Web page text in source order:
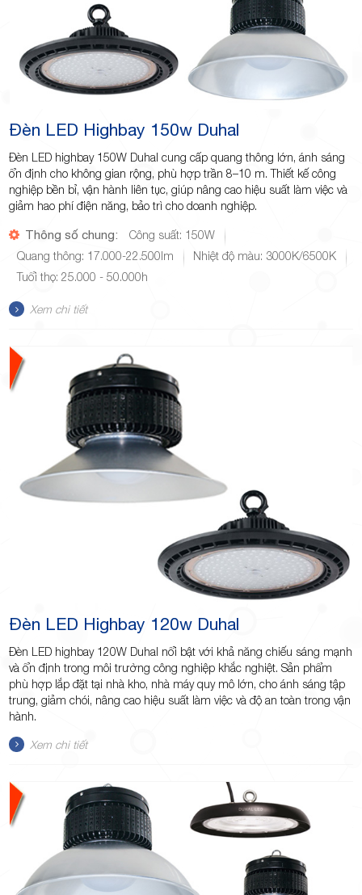
Đèn LED Highbay 150w Duhal
Đèn LED highbay 150W Duhal cung cấp quang thông lớn, ánh sáng
ổn định cho không gian rộng, phù hợp trần 8–10 m. Thiết kế công
nghiệp bền bỉ, vận hành liên tục, giúp nâng cao hiệu suất làm việc và
giảm hao phí điện năng, bảo trì cho doanh nghiệp.
Thông số chung:
Công suất: 150W
Quang thông: 17.000-22.500lm
Nhiệt độ màu: 3000K/6500K
Tuổi thọ: 25.000 - 50.000h
Xem chi tiết
Đèn LED Highbay 120w Duhal
Đèn LED highbay 120W Duhal nổi bật với khả năng chiếu sáng mạnh
và ổn định trong môi trường công nghiệp khắc nghiệt. Sản phẩm
phù hợp lắp đặt tại nhà kho, nhà máy quy mô lớn, cho ánh sáng tập
trung, giảm chói, nâng cao hiệu suất làm việc và độ an toàn trong vận
hành.
Xem chi tiết